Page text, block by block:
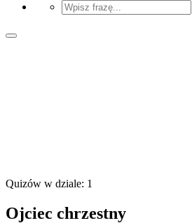
Quizów w dziale: 1
Ojciec chrzestny